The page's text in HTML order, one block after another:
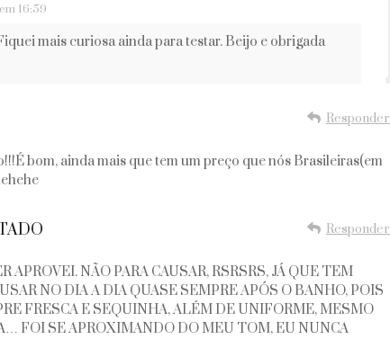
16:59
mais curiosa ainda para testar. Beijo e obrigada
Responder
bom, ainda mais que tem um preço que nós Brasileiras(em
Responder
APROVEI. NÃO PARA CAUSAR, RSRSRS, JÁ QUE TEM
NO DIA A DIA QUASE SEMPRE APÓS O BANHO, POIS
FRESCA E SEQUINHA, ALÉM DE UNIFORME, MESMO
FOI SE APROXIMANDO DO MEU TOM, EU NUNCA